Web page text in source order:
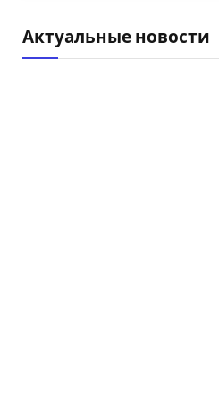
Актуальные новости